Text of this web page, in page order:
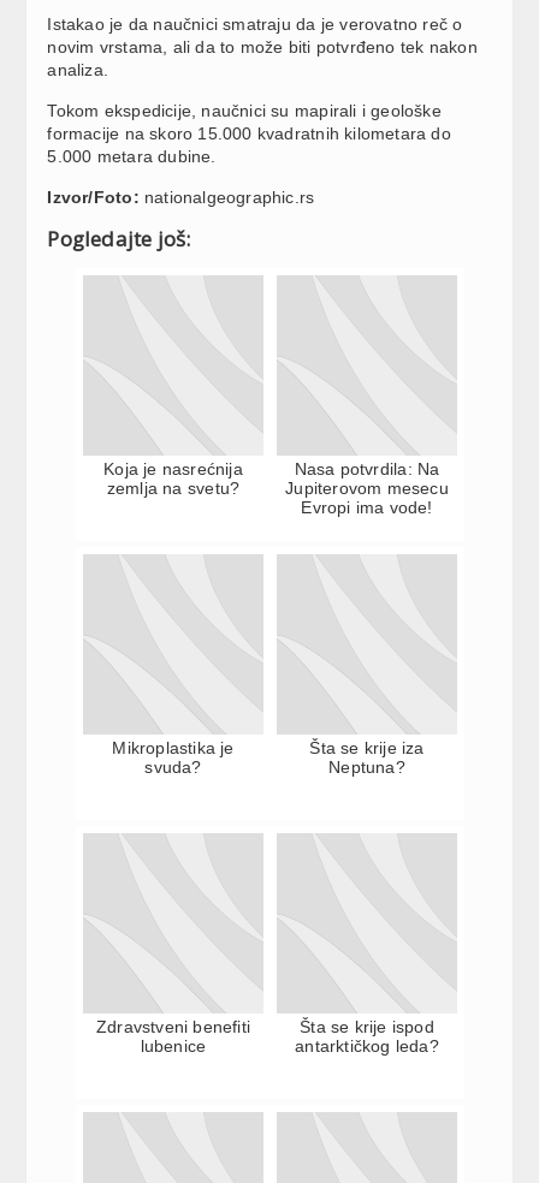
Istakao je da naučnici smatraju da je verovatno reč o
novim vrstama, ali da to može biti potvrđeno tek nakon
analiza.
Tokom ekspedicije, naučnici su mapirali i geološke
formacije na skoro 15.000 kvadratnih kilometara do
5.000 metara dubine.
Izvor/Foto: nationalgeographic.rs
Pogledajte još:
Koja je nasrećnija
zemlja na svetu?
Nasa potvrdila: Na
Jupiterovom mesecu
Evropi ima vode!
Mikroplastika je
svuda?
Šta se krije iza
Neptuna?
Zdravstveni benefiti
lubenice
Šta se krije ispod
antarktičkog leda?